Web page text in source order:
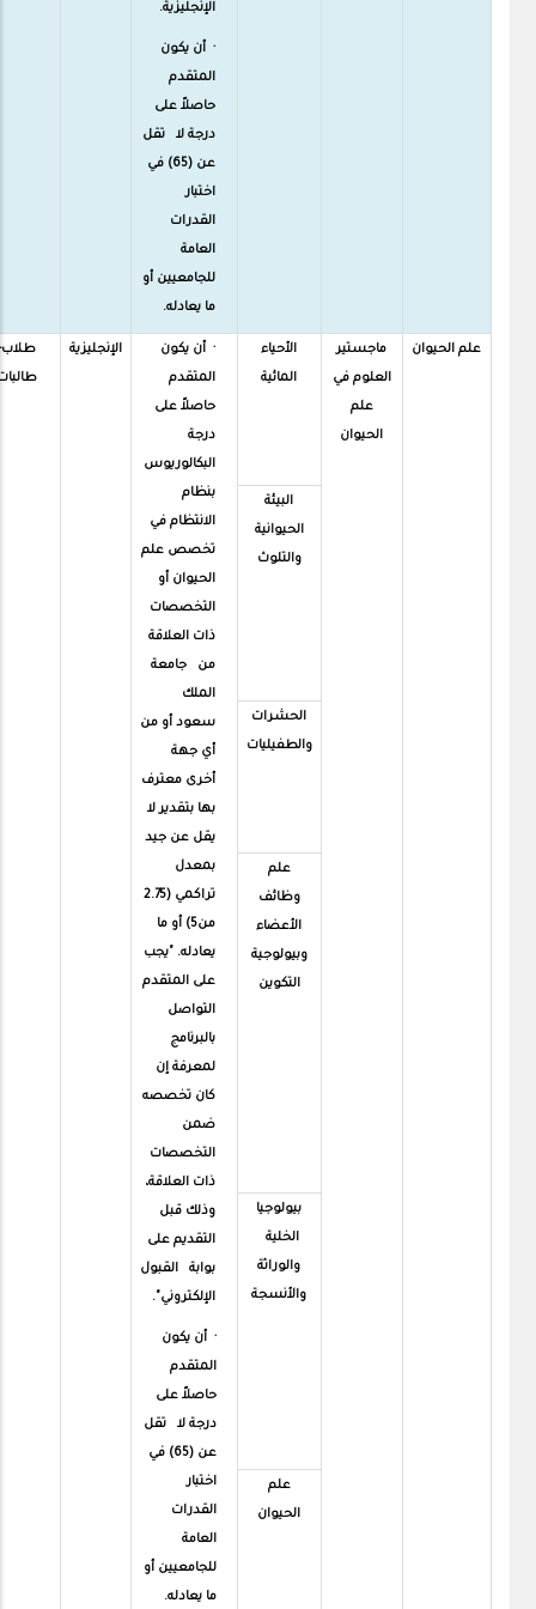
الإنجليزية.
· أن يكون
المتقدم
حاصلاً على
درجة لا تقل
عن (65) في
اختبار
القدرات
العامة
للجامعيين أو
ما يعادله.
علم الحيوان
ماجستير
العلوم في
علم
الحيوان
الأحياء
المائية
· أن يكون
المتقدم
حاصلاً على
درجة
البكالوريوس
بنظام
الانتظام في
تخصص علم
الحيوان أو
التخصصات
ذات العلاقة
من جامعة
الملك
سعود أو من
أي جهة
أخرى معترف
بها بتقدير لا
يقل عن جيد
بمعدل
تراكمي (2.75
من5) أو ما
يعادله. "يجب
على المتقدم
التواصل
بالبرنامج
لمعرفة إن
كان تخصصه
ضمن
التخصصات
ذات العلاقة،
وذلك قبل
التقديم على
بوابة القبول
الإلكتروني".
· أن يكون
المتقدم
حاصلاً على
درجة لا تقل
عن (65) في
اختبار
القدرات
العامة
للجامعيين أو
ما يعادله.
الإنجليزية
البيئة
الحيوانية
والتلوث
الحشرات
والطفيليات
علم
وظائف
الأعضاء
وبيولوجية
التكوين
بيولوجيا
الخلية
والوراثة
والأنسجة
علم
الحيوان